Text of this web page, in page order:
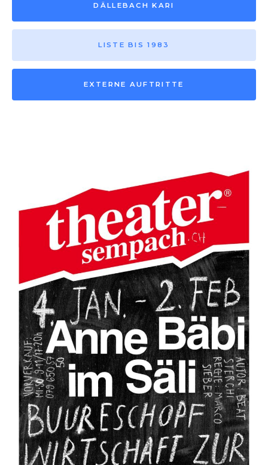
DÄLLEBACH KARI
LISTE BIS 1983
EXTERNE AUFTRITTE